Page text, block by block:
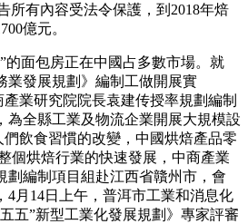
所有內容受法令保護，到2018年焙
億元。
面包房正在中國占多數市場。就
業發展規劃》編制工做開展實
產業研究院院長袁建传授率規劃編制
為全縣工業及物流企業開展大規模設
飲食習慣的改變，中國烘焙產品零
個烘焙行業的快速發展，中商產業
劃編制項目組赴江西省贛州市，會
4月14日上午，普洱市工業和消息化
五”新型工業化發展規劃》專家評審